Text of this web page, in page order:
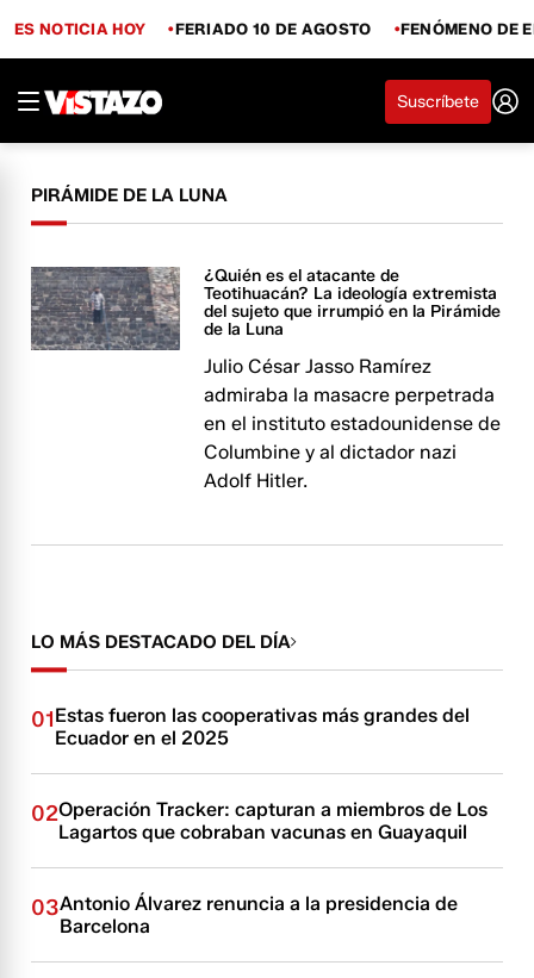
ES NOTICIA HOY FERIADO 10 DE AGOSTO FENÓMENO DE
Suscríbete
PIRÁMIDE DE LA LUNA
¿Quién es el atacante de
Teotihuacán? La ideología extremista
del sujeto que irrumpió en la Pirámide
de la Luna
Julio César Jasso Ramírez
admiraba la masacre perpetrada
en el instituto estadounidense de
Columbine y al dictador nazi
Adolf Hitler.
LO MÁS DESTACADO DEL DÍA
01Estas fueron las cooperativas más grandes del
Ecuador en el 2025
02Operación Tracker: capturan a miembros de Los
Lagartos que cobraban vacunas en Guayaquil
03Antonio Álvarez renuncia a la presidencia de
Barcelona